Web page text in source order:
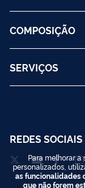
COMPOSIÇÃO
SERVIÇOS
REDES SOCIAIS
Para melhorar
personalizados,
as funcionalidades
que não forem